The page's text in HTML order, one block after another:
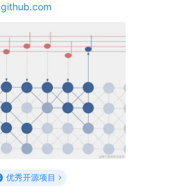
github.com
优秀开源项目